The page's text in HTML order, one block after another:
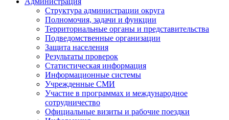
Структура администрации округа
Полномочия, задачи и функции
Территориальные органы и представительства
Подведомственные организации
Защита населения
Результаты проверок
Статистическая информация
Информационные системы
Учрежденные СМИ
Участие в программах и международное
сотрудничество
Официальные визиты и рабочие поездки